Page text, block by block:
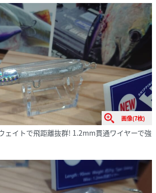
画像(7枚)
ェイトで飛距離抜群! 1.2mm貫通ワイヤーで強